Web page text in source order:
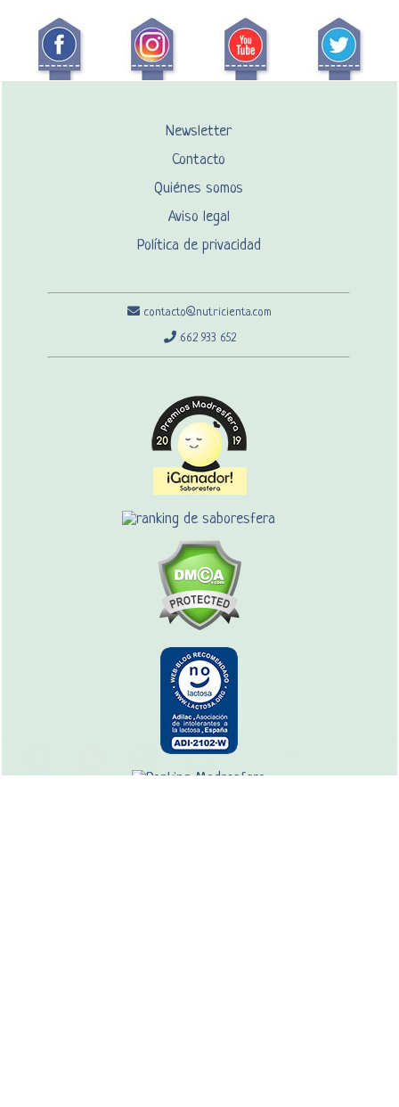
Newsletter
Contacto
Quiénes somos
Aviso legal
Política de privacidad
contacto@nutricienta.com
662 933 652